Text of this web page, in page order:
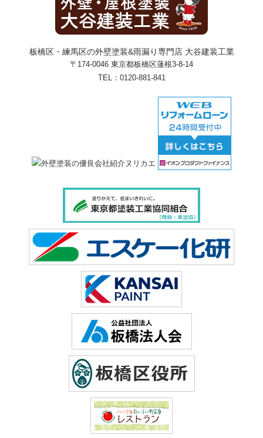
板橋区・練馬区の外壁塗装&雨漏り専門店 大谷建装工業
〒174-0046 東京都板橋区蓮根3-8-14
TEL： 0120-881-841